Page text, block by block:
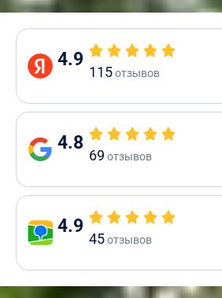
4.9
115отзывов
4.8
69 отзывов
4.9
45отзывов